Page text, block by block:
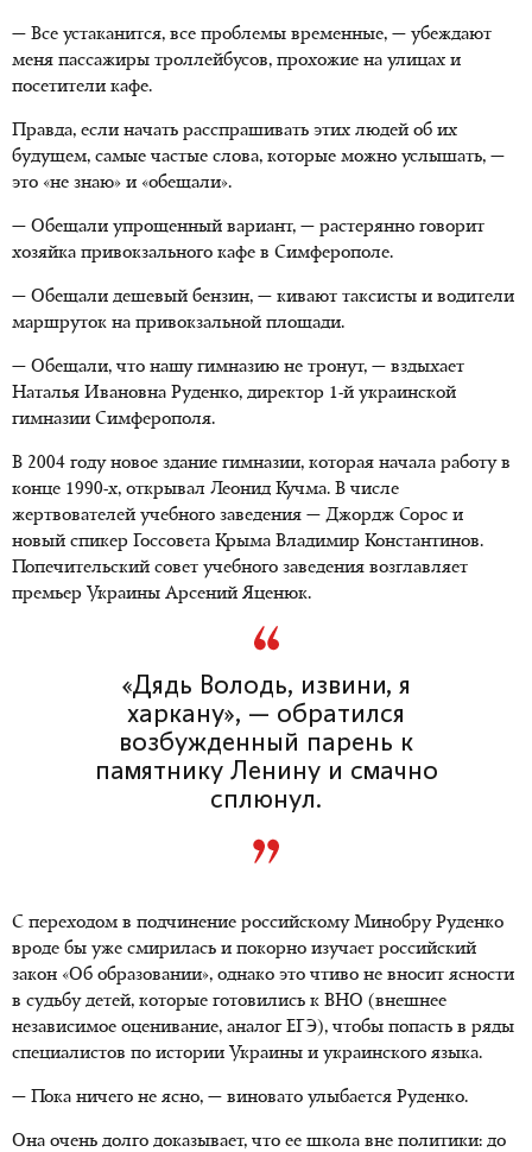
— Все устаканится, все проблемы временные, — убеждают
меня пассажиры троллейбусов, прохожие на улицах и
посетители кафе.
Правда, если начать расспрашивать этих людей об их
будущем, самые частые слова, которые можно услышать, —
это «не знаю» и «обещали».
— Обещали упрощенный вариант, — растерянно говорит
хозяйка привокзального кафе в Симферополе.
— Обещали дешевый бензин, — кивают таксисты и водители
маршруток на привокзальной площади.
— Обещали, что нашу гимназию не тронут, — вздыхает
Наталья Ивановна Руденко, директор 1-й украинской
гимназии Симферополя.
В 2004 году новое здание гимназии, которая начала работу в
конце 1990-х, открывал Леонид Кучма. В числе
жертвователей учебного заведения — Джордж Сорос и
новый спикер Госсовета Крыма Владимир Константинов.
Попечительский совет учебного заведения возглавляет
премьер Украины Арсений Яценюк.
«Дядь Володь, извини, я
харкану», — обратился
возбужденный парень к
памятнику Ленину и смачно
сплюнул.
С переходом в подчинение российскому Минобру Руденко
вроде бы уже смирилась и покорно изучает российский
закон «Об образовании», однако это чтиво не вносит ясности
в судьбу детей, которые готовились к ВНО (внешнее
независимое оценивание, аналог ЕГЭ), чтобы попасть в ряды
специалистов по истории Украины и украинского языка.
— Пока ничего не ясно, — виновато улыбается Руденко.
Она очень долго доказывает, что ее школа вне политики: до